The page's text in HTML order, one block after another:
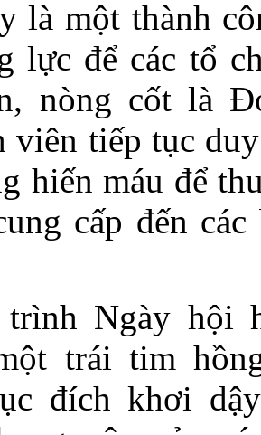
là một thành
lực để các tổ
nòng cốt là
viên tiếp tục
hiến máu để
cấp đến các
trình Ngày hội
trái tim
đích khơi